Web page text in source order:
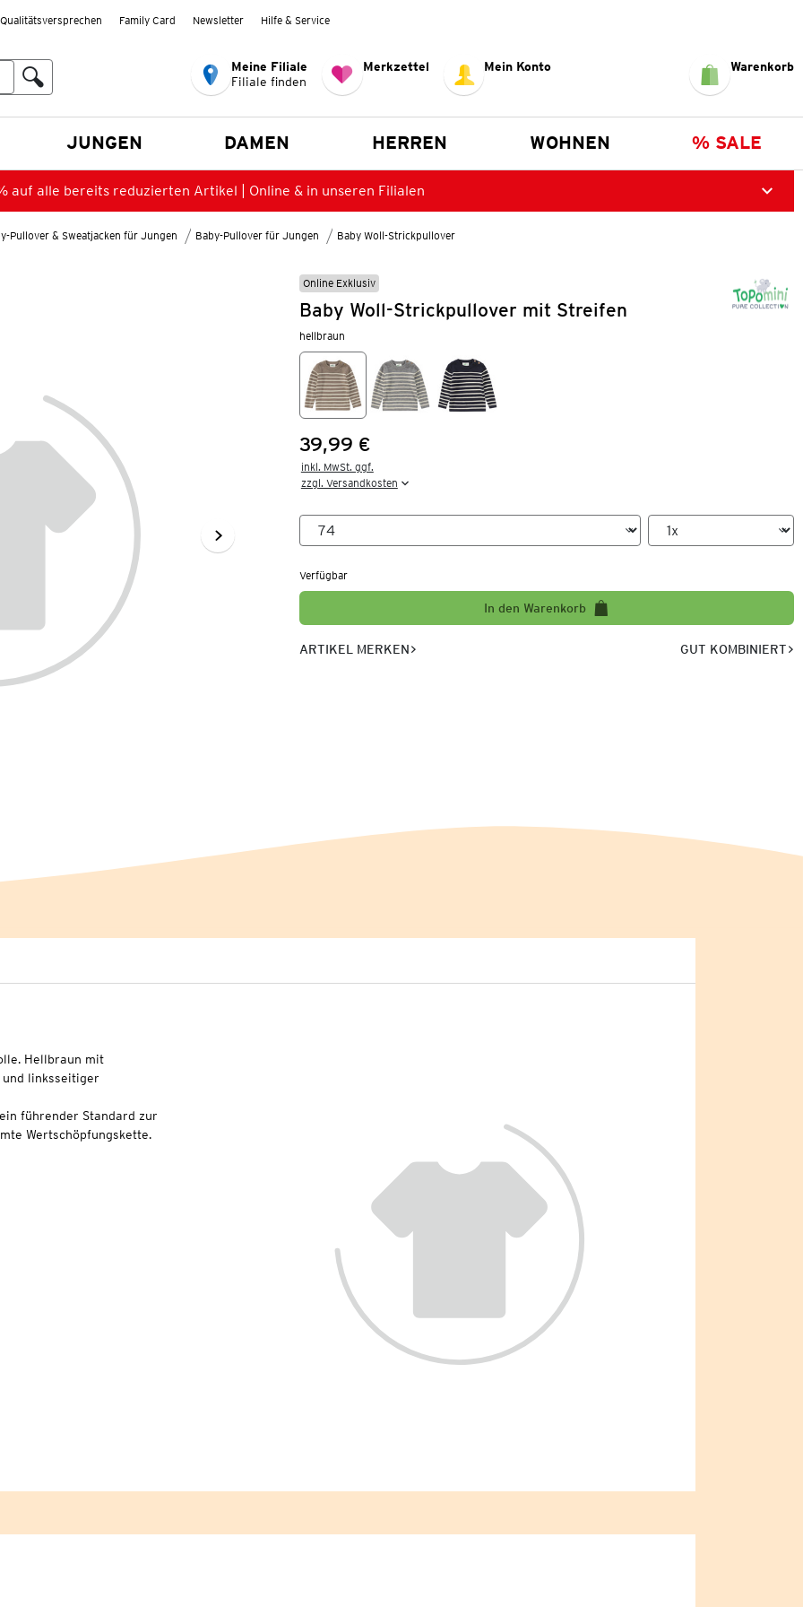
Qualitätsversprechen Family Card Newsletter Hilfe & Service
Meine Filiale
Filiale finden
Merkzettel Mein Konto Warenkorb
JUNGEN DAMEN HERREN WOHNEN % SALE
auf alle bereits reduzierten Artikel | Online & in unseren Filialen
Pullover & Sweatjacken für Jungen Baby-Pullover für Jungen Baby Woll-Strickpullover
Online Exklusiv
Baby Woll-Strickpullover mit Streifen
hellbraun
Preis:
39,99 €
inkl. MwSt. ggf.
zzgl. Versandkosten
Verfügbar
In den Warenkorb
ARTIKEL MERKEN GUT KOMBINIERT
Hellbraun mit
linksseitiger
führender Standard zur
Wertschöpfungskette.